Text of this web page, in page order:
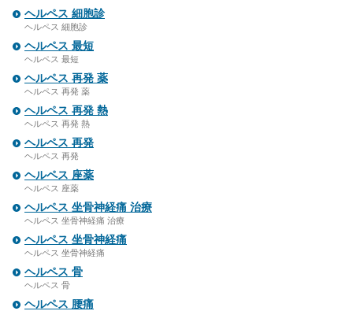
ヘルペス 細胞診
ヘルペス 細胞診
ヘルペス 最短
ヘルペス 最短
ヘルペス 再発 薬
ヘルペス 再発 薬
ヘルペス 再発 熱
ヘルペス 再発 熱
ヘルペス 再発
ヘルペス 再発
ヘルペス 座薬
ヘルペス 座薬
ヘルペス 坐骨神経痛 治療
ヘルペス 坐骨神経痛 治療
ヘルペス 坐骨神経痛
ヘルペス 坐骨神経痛
ヘルペス 骨
ヘルペス 骨
ヘルペス 腰痛